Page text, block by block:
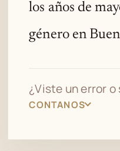
los años de
género en
¿Viste un error
CONTANOS